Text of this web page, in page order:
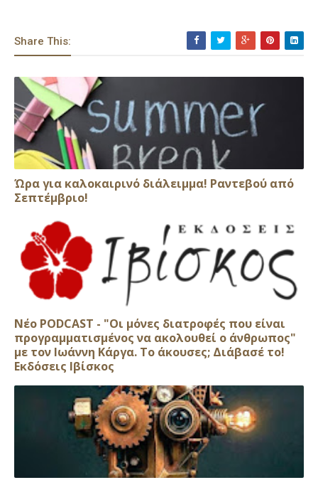
Share This:
Ώρα για καλοκαιρινό διάλειμμα! Ραντεβού από
Σεπτέμβριο!
Νέο PODCAST - "Οι μόνες διατροφές που είναι
προγραμματισμένος να ακολουθεί ο άνθρωπος"
με τον Ιωάννη Κάργα. Το άκουσες; Διάβασέ το!
Εκδόσεις Ιβίσκος